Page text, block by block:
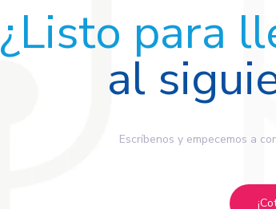
¿Listo para
al
Escríbenos y empecemos a